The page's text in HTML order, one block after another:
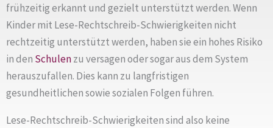
frühzeitig erkannt und gezielt unterstützt werden. Wenn
Kinder mit Lese-Rechtschreib-Schwierigkeiten nicht
rechtzeitig unterstützt werden, haben sie ein hohes Risiko
in den Schulenzu versagen oder sogar aus dem System
herauszufallen. Dies kann zu langfristigen
gesundheitlichen sowie sozialen Folgen führen.
Lese-Rechtschreib-Schwierigkeiten sind also keine